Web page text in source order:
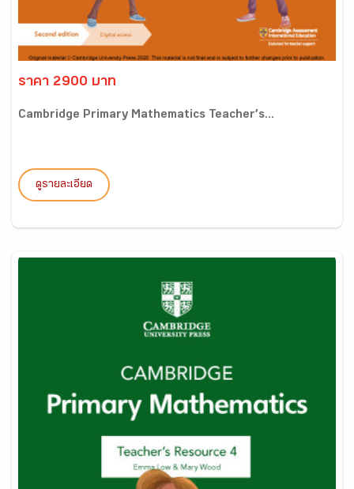
ราคา 2900 บาท
Cambridge Primary Mathematics Teacher’s...
ดูรายละเอียด